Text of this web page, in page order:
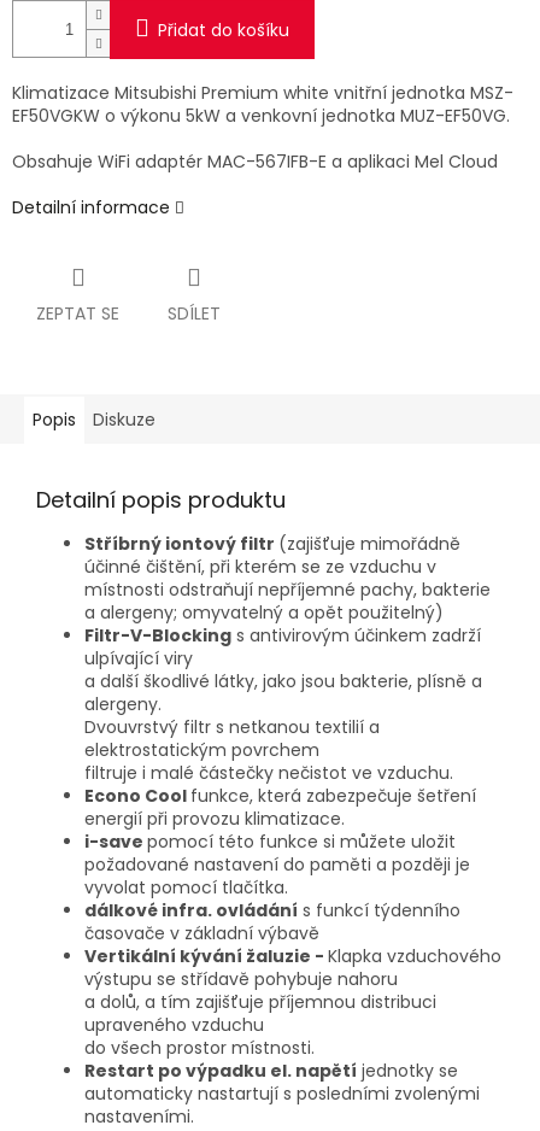
Přidat do košíku
Klimatizace Mitsubishi Premium white vnitřní jednotka MSZ-
EF50VGKW o výkonu 5kW a venkovní jednotka MUZ-EF50VG.
Obsahuje WiFi adaptér MAC-567IFB-E a aplikaci Mel Cloud
Detailní informace
ZEPTAT SE SDÍLET
Popis Diskuze
Detailní popis produktu
Stříbrný iontový filtr (zajišťuje mimořádně
účinné čištění, při kterém se ze vzduchu v
místnosti odstraňují nepříjemné pachy, bakterie
a alergeny; omyvatelný a opět použitelný)
Filtr-V-Blocking s antivirovým účinkem zadrží
ulpívající viry
a další škodlivé látky, jako jsou bakterie, plísně a
alergeny.
Dvouvrstvý filtr s netkanou textilií a
elektrostatickým povrchem
filtruje i malé částečky nečistot ve vzduchu.
Econo Cool funkce, která zabezpečuje šetření
energií při provozu klimatizace.
i-save pomocí této funkce si můžete uložit
požadované nastavení do paměti a později je
vyvolat pomocí tlačítka.
dálkové infra. ovládání s funkcí týdenního
časovače v základní výbavě
Vertikální kývání žaluzie - Klapka vzduchového
výstupu se střídavě pohybuje nahoru
a dolů, a tím zajišťuje příjemnou distribuci
upraveného vzduchu
do všech prostor místnosti.
Restart po výpadku el. napětí jednotky se
automaticky nastartují s posledními zvolenými
nastaveními.